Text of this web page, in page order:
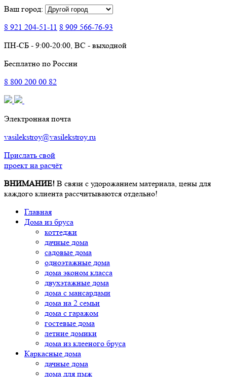
Ваш город:
8 921 204-51-11 8 909 566-76-93
ПН-СБ - 9:00-20:00, ВС - выходной
Бесплатно по России
8 800 200 00 82
Электронная почта
vasilekstroy@vasilekstroy.ru
Прислать свой
проект на расчёт
ВНИМАНИЕ! В связи с удорожанием материала, цены для
каждого клиента рассчитываются отдельно!
Главная
Дома из бруса
коттеджи
дачные дома
садовые дома
одноэтажные дома
дома эконом класса
двухэтажные дома
дома с мансардами
дома на 2 семьи
дома с гаражом
гостевые дома
летние домики
дома из клееного бруса
Каркасные дома
дачные дома
дома для пмж